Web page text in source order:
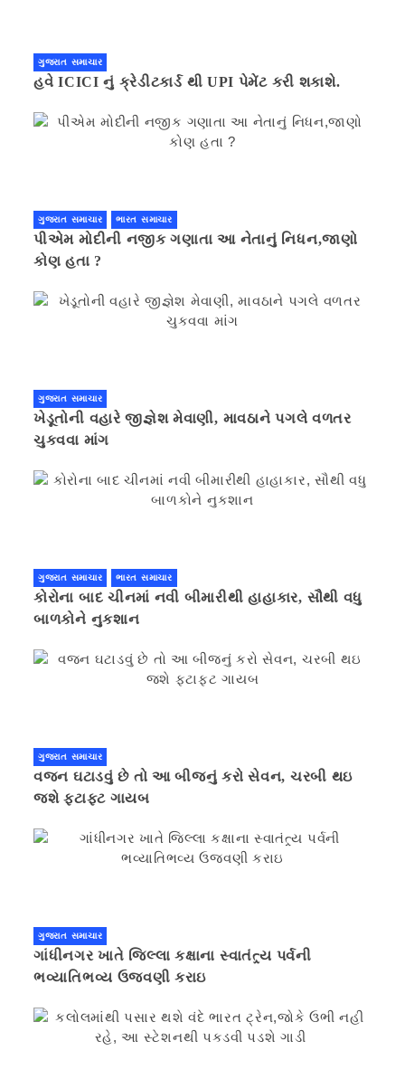
ગુજરાત સમાચાર
હવે ICICI નું ક્રેડીટકાર્ડ થી UPI પેમેંટ કરી શકાશે.
ગુજરાત સમાચાર ભારત સમાચાર
પીએમ મોદીની નજીક ગણાતા આ નેતાનું નિધન,જાણો
કોણ હતા ?
ગુજરાત સમાચાર
ખેડૂતોની વહારે જીજ્ઞેશ મેવાણી, માવઠાને પગલે વળતર
ચુકવવા માંગ
ગુજરાત સમાચાર ભારત સમાચાર
કોરોના બાદ ચીનમાં નવી બીમારીથી હાહાકાર, સૌથી વધુ
બાળકોને નુકશાન
ગુજરાત સમાચાર
વજન ઘટાડવું છે તો આ બીજનું કરો સેવન, ચરબી થઇ
જશે ફટાફટ ગાયબ
ગુજરાત સમાચાર
ગાંધીનગર ખાતે જિલ્લા કક્ષાના સ્વાતંત્ર્ય પર્વની
ભવ્યાતિભવ્ય ઉજવણી કરાઇ